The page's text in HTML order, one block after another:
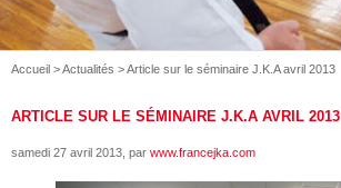
Accueil >Actualités > Article sur le séminaire J.K.A avril 2013
ARTICLE SUR LE SÉMINAIRE J.K.A AVRIL 2013
samedi 27 avril 2013 , par www.francejka.com